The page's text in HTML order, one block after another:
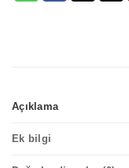
Açıklama
Ek bilgi